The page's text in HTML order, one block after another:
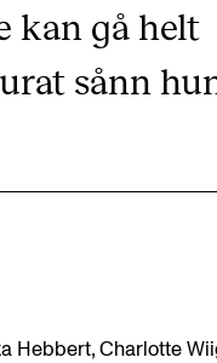
kan gå helt
sånn
Hebbert, Charlotte